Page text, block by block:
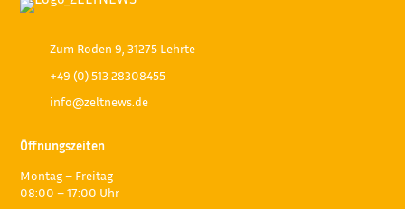
Zum Roden 9, 31275 Lehrte
+49 (0) 513 28308455
info@zeltnews.de
Öffnungszeiten
Montag – Freitag
08:00 – 17:00 Uhr